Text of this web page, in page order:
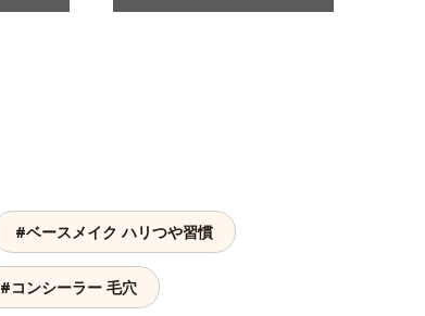
#ベースメイク ハリつや習慣
#コンシーラー 毛穴